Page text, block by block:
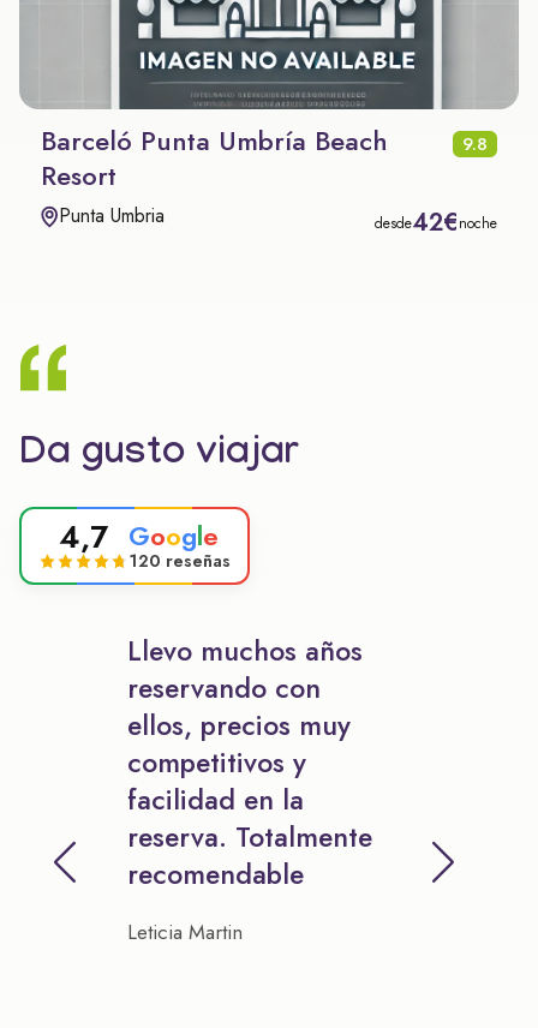
Barceló Punta Umbría Beach
Resort
9.8
Punta Umbria desde42€noche
Da gusto viajar
4,7 Google
120 reseñas
Llevo muchos años
reservando con
ellos, precios muy
competitivos y
facilidad en la
reserva. Totalmente
recomendable
Leticia Martin